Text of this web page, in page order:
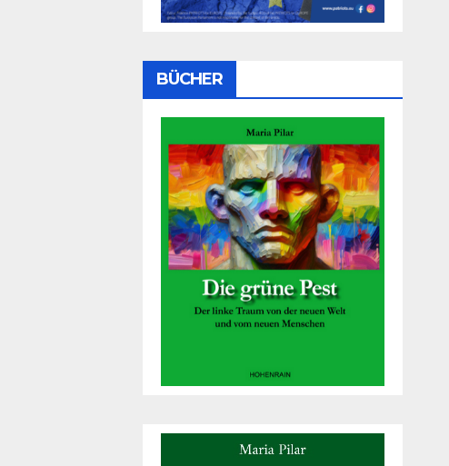
BÜCHER